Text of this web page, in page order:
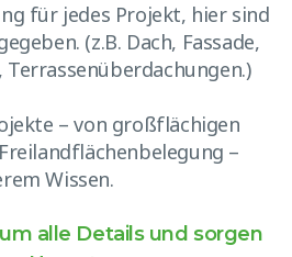
für jedes Projekt, hier sind
(z.B. Dach, Fassade,
– von großflächigen
–
Wissen.
alle Details und sorgen